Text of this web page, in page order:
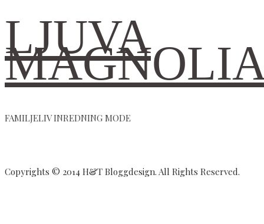
LJUVA
FAMILJELIV INREDNING MODE
Copyrights © 2014 H&T Bloggdesign. All Rights Reserved.